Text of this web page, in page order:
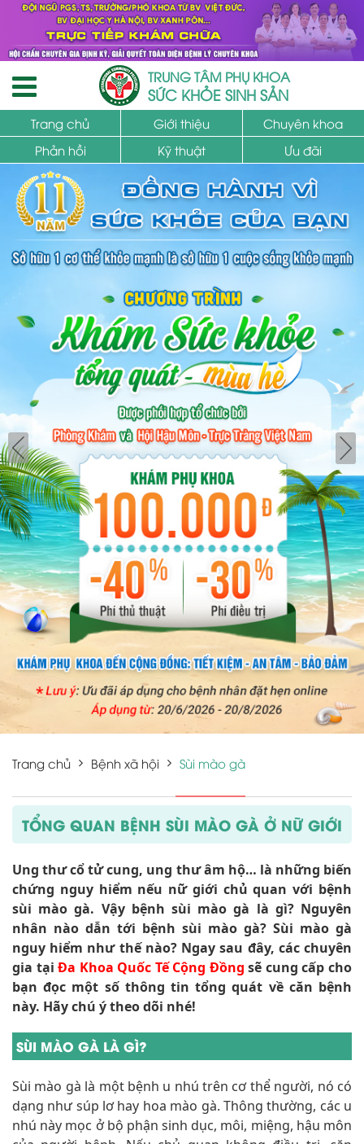
TRUNG TÂM PHỤ KHOA
SỨC KHỎE SINH SẢN
Trang chủ Giới thiệu
Chuyên khoa
Phản hồi
Kỹ thuật Ưu đãi
Trang chủ Bệnh xã hội Sùi mào gà
TỔNG QUAN BỆNH SÙI MÀO GÀ Ở NỮ GIỚI
Ung thư cổ tử cung, ung thư âm hộ… là những biến
chứng nguy hiểm nếu nữ giới chủ quan với bệnh
sùi mào gà. Vậy bệnh sùi mào gà là gì? Nguyên
nhân nào dẫn tới bệnh sùi mào gà? Sùi mào gà
nguy hiểm như thế nào? Ngay sau đây, các chuyên
gia tại Đa Khoa Quốc Tế Cộng Đồng sẽ cung cấp cho
bạn đọc một số thông tin tổng quát về căn bệnh
này. Hãy chú ý theo dõi nhé!
SÙI MÀO GÀ LÀ GÌ?
Sùi mào gà là một bệnh u nhú trên cơ thể người, nó có
dạng như súp lơ hay hoa mào gà. Thông thường, các u
nhú này mọc ở bộ phận sinh dục, môi, miệng, hậu môn